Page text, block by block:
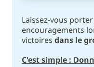
Laissez-vous
encouragements
victoires dans le
C'est simple :